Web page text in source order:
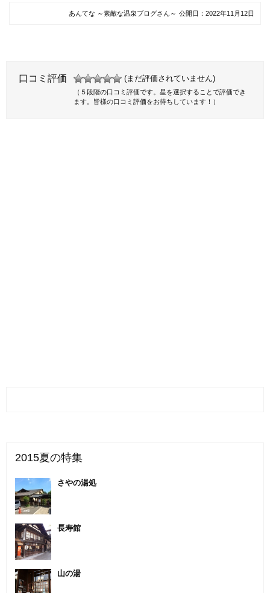
あんてな ～素敵な温泉ブログさん～ 公開日： 2022年11月12日
口コミ評価 (まだ評価されていません)
（５段階の口コミ評価です。星を選択することで評価でき
ます。皆様の口コミ評価をお待ちしています！）
2015夏の特集
さやの湯処
長寿館
山の湯